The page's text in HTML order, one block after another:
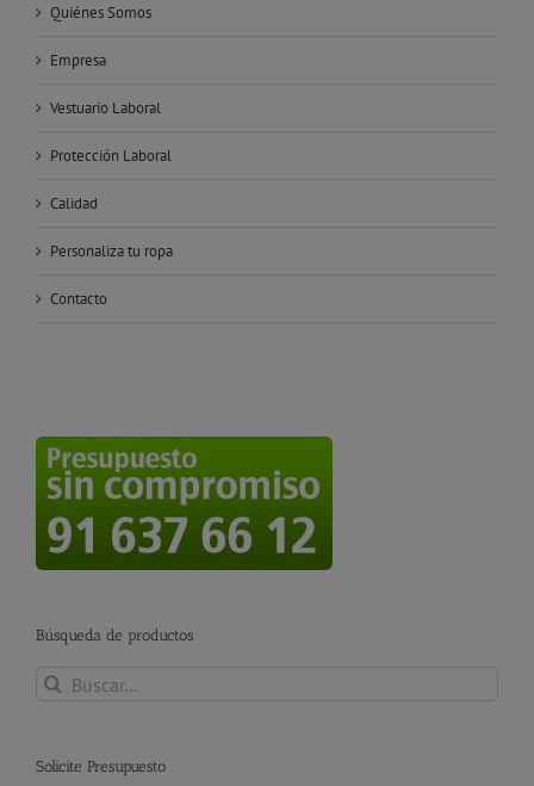
Quiénes Somos
Empresa
Vestuario Laboral
Protección Laboral
Calidad
Personaliza tu ropa
Contacto
Búsqueda de productos
Buscar:
Solicite Presupuesto